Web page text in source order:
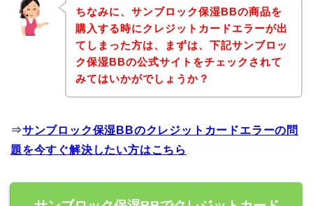
ちなみに、サンブロック保湿BBの商品を
購入する時にクレジットカードエラーが出
てしまった方は、まずは、下記サンブロッ
ク保湿BBの公式サイトをチェックされて
みてはいかがでしょうか？
⇒サンブロック保湿BBのクレジットカードエラーの問
題を今すぐ解決したい方はこちら